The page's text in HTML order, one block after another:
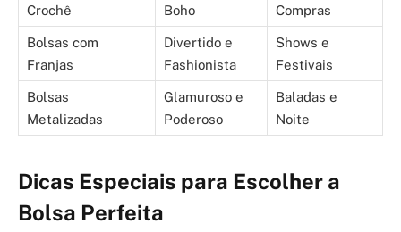
Crochê
Boho
Compras
Bolsas com
Franjas
Divertido e
Fashionista
Shows e
Festivais
Bolsas
Metalizadas
Glamuroso e
Poderoso
Baladas e
Noite
Dicas Especiais para Escolher a
Bolsa Perfeita